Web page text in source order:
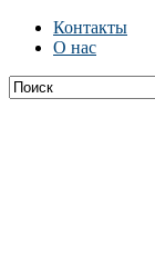
Контакты
О нас